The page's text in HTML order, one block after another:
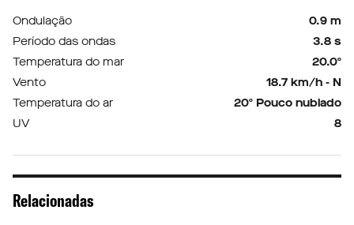
Ondulação
0.9 m
Período das ondas
3.8 s
Temperatura do mar
20.0º
Vento
18.7 km/h - N
Temperatura do ar
20º Pouco nublado
UV
8
Relacionadas